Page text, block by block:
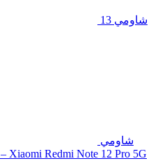
شاومي 13
شاومي
ريدمي نوت 12 برو 5 جي – Xiaomi Redmi Note 12 Pro 5G